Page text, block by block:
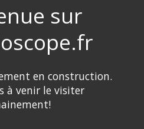
sur
en construction.
à venir le visiter